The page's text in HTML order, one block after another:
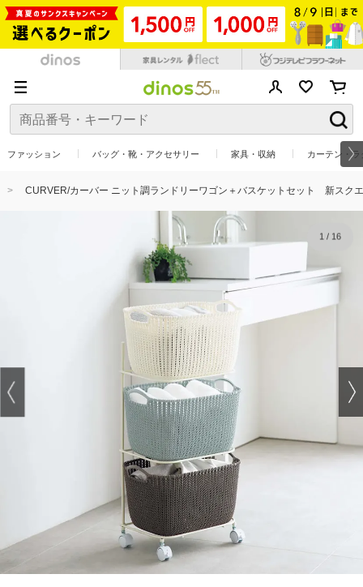
ファッション バッグ・靴・アクセサリー 家具・収納 カーテン・
CURVER/カーバー ニット調ランドリーワゴン＋バスケットセット 新スク
1/ 16